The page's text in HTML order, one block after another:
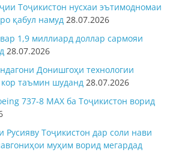
Тоҷикистон нусхаи эътимодномаи
қабул намуд 28.07.2026
1,9 миллиард доллар сармояи
28.07.2026
Донишгоҳи технологии
таъмин шуданд 28.07.2026
737-8 MAX ба Тоҷикистон ворид
Тоҷикистон дар соли нави
муҳим ворид мегардад